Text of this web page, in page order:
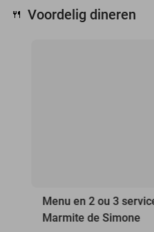
🍴 Voordelig dineren
Menu en 2 ou 3
Marmite de Simone